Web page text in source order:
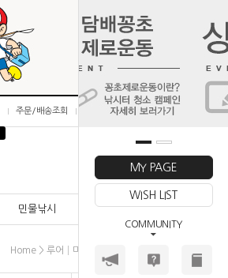
MY PAGE
WISH LIST
COMMUNITY
주문/배송조회 마이페이지
민물낚시 바다낚시
Home > 루어│미끼